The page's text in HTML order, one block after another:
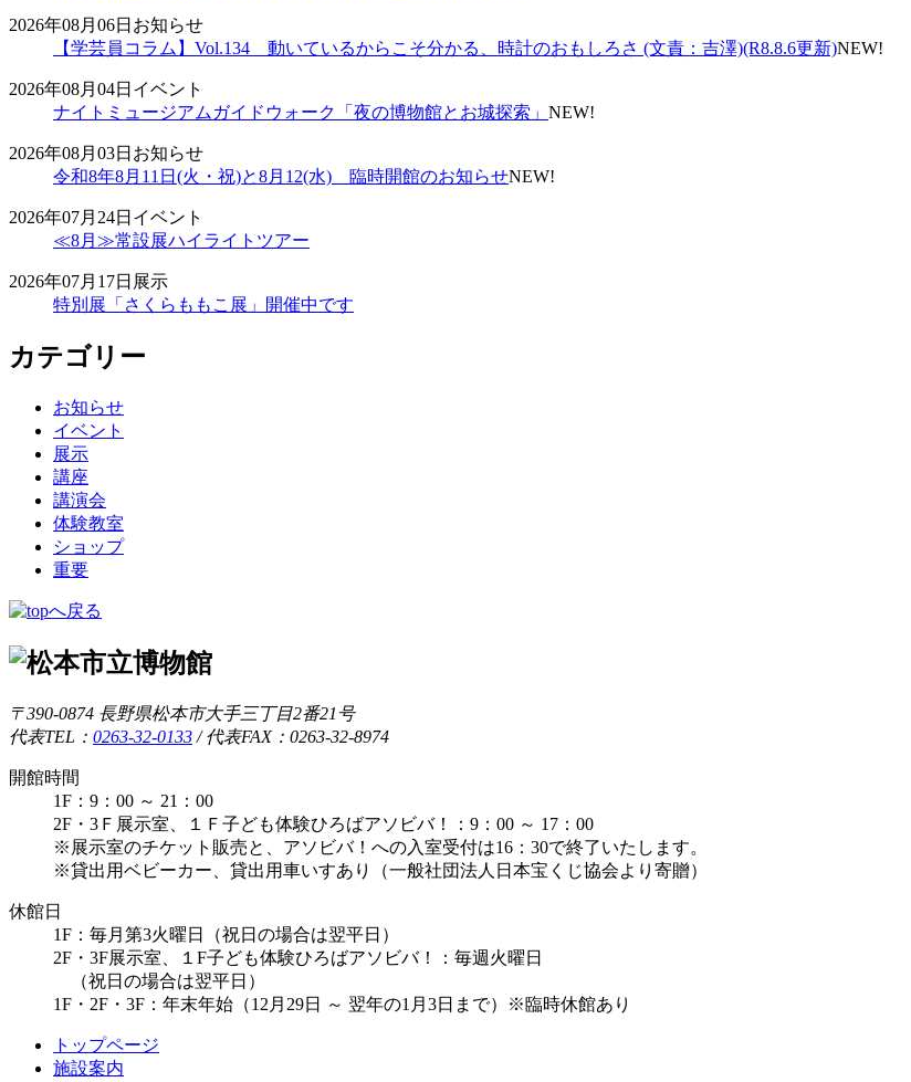
2026年08月06日 お知らせ
【学芸員コラム】Vol.134 動いているからこそ分かる、時計のおもしろさ (文責：吉澤)(R8.8.6更新)NEW!
2026年08月04日 イベント
ナイトミュージアムガイドウォーク「夜の博物館とお城探索」 NEW!
2026年08月03日 お知らせ
令和8年8月11日(火・祝)と8月12(水) 臨時開館のお知らせNEW!
2026年07月24日 イベント
≪8月≫常設展ハイライトツアー
2026年07月17日 展示
特別展「さくらももこ展」開催中です
カテゴリー
お知らせ
イベント
展示
講座
講演会
体験教室
ショップ
重要
〒390-0874 長野県松本市大手三丁目2番21号
代表TEL： 0263-32-0133 /代表FAX：0263-32-8974
開館時間
1F：9：00 ～ 21：00
2F・3Ｆ展示室、１Ｆ子ども体験ひろばアソビバ！：9：00 ～ 17：00
※展示室のチケット販売と、アソビバ！への入室受付は16：30で終了いたします。
※貸出用ベビーカー、貸出用車いすあり（一般社団法人日本宝くじ協会より寄贈）
休館日
1F：毎月第3火曜日（祝日の場合は翌平日）
2F・3F展示室、１F子ども体験ひろばアソビバ！：毎週火曜日
（祝日の場合は翌平日）
1F・2F・3F：年末年始（12月29日 ～ 翌年の1月3日まで）※臨時休館あり
トップページ
施設案内